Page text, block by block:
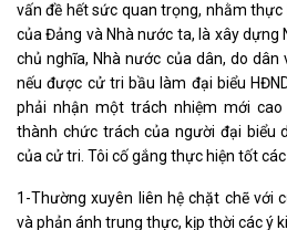
vấn đề hết sức quan trọng, nhằm
của Đảng và Nhà nước ta, là xây dựng
chủ nghĩa, Nhà nước của dân, do dân
nếu được cử tri bầu làm đại biểu
phải nhận một trách nhiệm mới
thành chức trách của người đại biểu
của cử tri. Tôi cố gắng thực hiện tốt
1-Thường xuyên liên hệ chặt chẽ với
và phản ánh trung thực, kịp thời các ý